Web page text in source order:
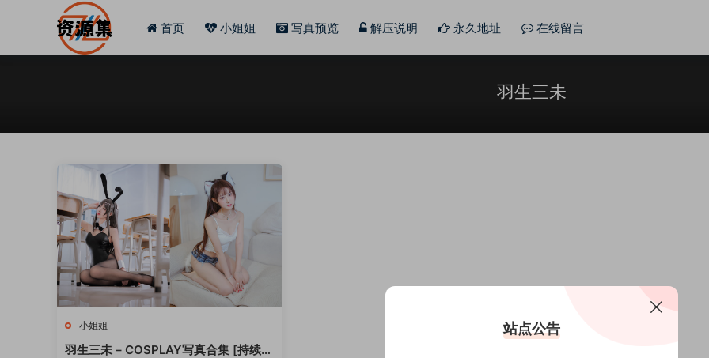
首页 小姐姐 写真预览 解压说明 永久地址 在线留言
羽生三未
小姐姐
羽生三未 – COSPLAY写真合集 [持续更
站点公告